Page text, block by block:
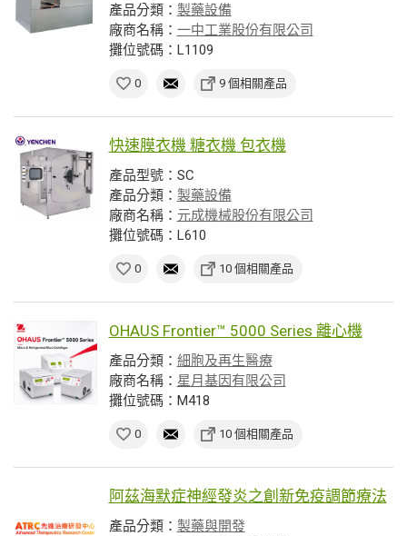
產品分類： 製藥設備
廠商名稱： 一中工業股份有限公司
攤位號碼：L1109
0 9 個相關產品
快速膜衣機 糖衣機 包衣機
產品型號：SC
產品分類： 製藥設備
廠商名稱： 元成機械股份有限公司
攤位號碼：L610
0 10 個相關產品
OHAUS Frontier™ 5000 Series 離心機
產品分類： 細胞及再生醫療
廠商名稱： 星月基因有限公司
攤位號碼：M418
0 10 個相關產品
阿茲海默症神經發炎之創新免疫調節療法
產品分類： 製藥與開發